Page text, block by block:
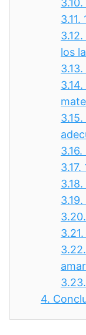
3.10.
3.11.
3.12.
los
3.13.
3.14.
3.15.
3.16.
3.17.
3.18.
3.19.
3.20.
3.21.
3.22.
3.23.
4.